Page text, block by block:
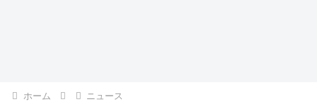
ホーム ニュース